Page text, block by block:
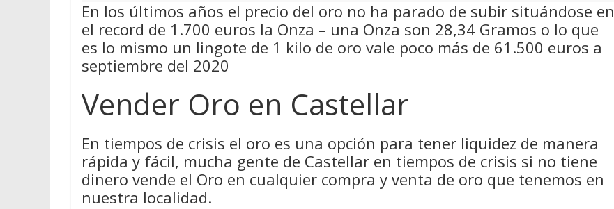
En los últimos años el precio del oro no ha parado de subir situándose en
el record de 1.700 euros la Onza – una Onza son 28,34 Gramos o lo que
es lo mismo un lingote de 1 kilo de oro vale poco más de 61.500 euros a
septiembre del 2020
Vender Oro en Castellar
En tiempos de crisis el oro es una opción para tener liquidez de manera
rápida y fácil, mucha gente de Castellar en tiempos de crisis si no tiene
dinero vende el Oro en cualquier compra y venta de oro que tenemos en
nuestra localidad.